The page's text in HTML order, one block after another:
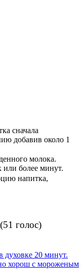
сначала
добавив около 1
молока.
или более минут.
напитка,
голос)
духовке 20 минут.
хорош с мороженым